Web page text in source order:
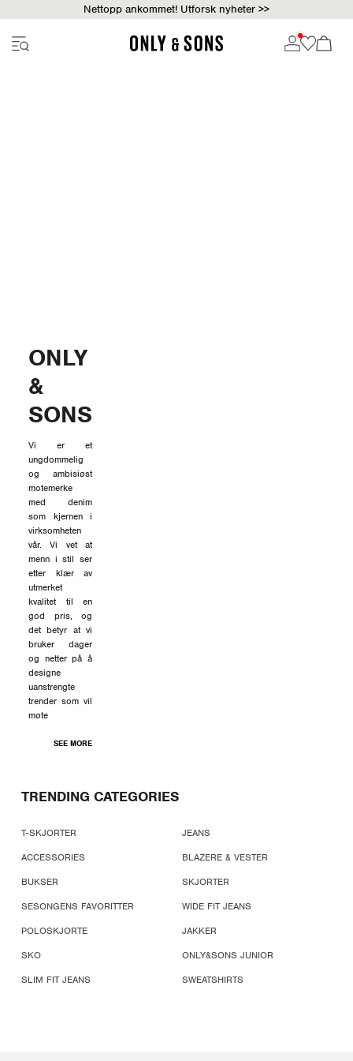
Nettopp ankommet! Utforsk nyheter >>
ONLY
&
SONS
Vi er et
ungdommelig
og ambisiøst
motemerke
med denim
som kjernen i
virksomheten
vår. Vi vet at
menn i stil ser
etter klær av
utmerket
kvalitet til en
god pris, og
det betyr at vi
bruker dager
og netter på å
designe
uanstrengte
trender som vil
møte
SEE MORE
TRENDING CATEGORIES
T-SKJORTER
JEANS
ACCESSORIES
BLAZERE & VESTER
BUKSER
SKJORTER
SESONGENS FAVORITTER
WIDE FIT JEANS
POLOSKJORTE
JAKKER
SKO
ONLY&SONS JUNIOR
SLIM FIT JEANS
SWEATSHIRTS